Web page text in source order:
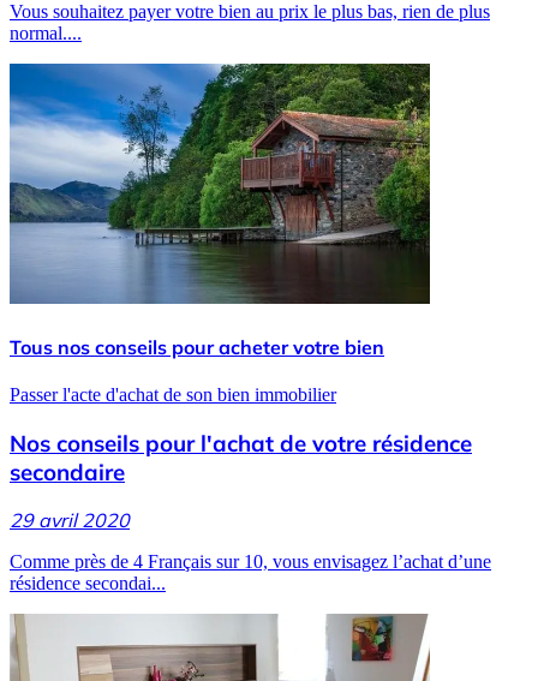
Vous souhaitez payer votre bien au prix le plus bas, rien de plus
normal....
Tous nos conseils pour acheter votre bien
Passer l'acte d'achat de son bien immobilier
Nos conseils pour l'achat de votre résidence
secondaire
29 avril 2020
Comme près de 4 Français sur 10, vous envisagez l’achat d’une
résidence secondai...